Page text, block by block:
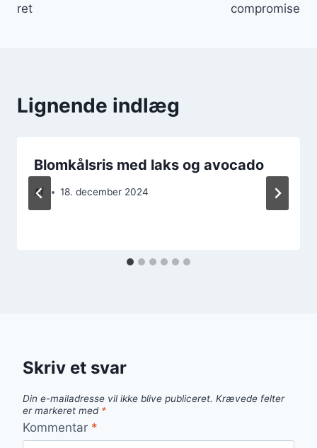
ret
compromise
Lignende indlæg
Blomkålsris med laks og avocado
Af 18. december 2024
Skriv et svar
Din e-mailadresse vil ikke blive publiceret. Krævede felter
er markeret med *
Kommentar *